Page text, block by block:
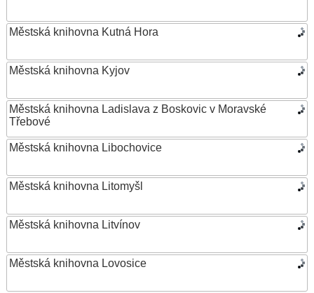
Městská knihovna Kutná Hora
Městská knihovna Kyjov
Městská knihovna Ladislava z Boskovic v Moravské
Třebové
Městská knihovna Libochovice
Městská knihovna Litomyšl
Městská knihovna Litvínov
Městská knihovna Lovosice